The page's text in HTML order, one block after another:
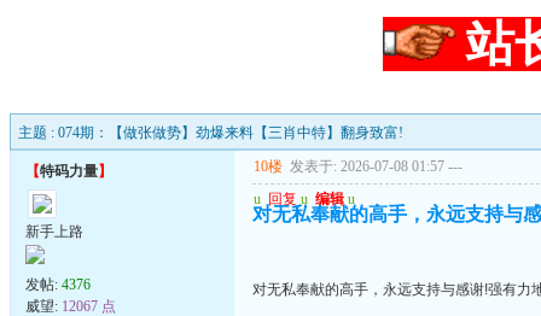
站
主题 : 074期：【做张做势】劲爆来料【三肖中特】翻身致富!
【特码力量】
新手上路
发帖: 4376
威望: 12067 点
10楼 发表于: 2026-07-08 01:57 ---
u 回复 u 编辑 u
对无私奉献的高手，永远支持与
对无私奉献的高手，永远支持与感谢!强有力